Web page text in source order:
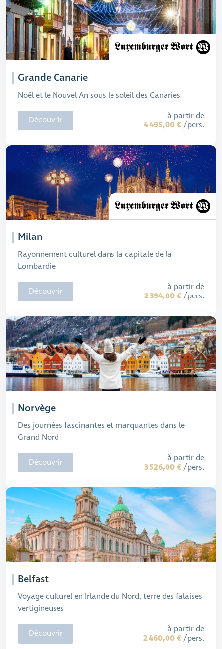
Grande Canarie
Noël et le Nouvel An sous le soleil des Canaries
Découvrir à partir de
4 495,00 € /pers.
Milan
Rayonnement culturel dans la capitale de la
Lombardie
Découvrir à partir de
2 394,00 € /pers.
Norvège
Des journées fascinantes et marquantes dans le
Grand Nord
Découvrir à partir de
3 526,00 € /pers.
Belfast
Voyage culturel en Irlande du Nord, terre des falaises
vertigineuses
Découvrir à partir de
2 460,00 € /pers.